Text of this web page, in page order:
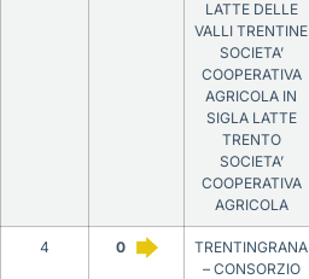
LATTE DELLE
VALLI TRENTINE
SOCIETA’
COOPERATIVA
AGRICOLA IN
SIGLA LATTE
TRENTO
SOCIETA’
COOPERATIVA
AGRICOLA
4 0
TRENTINGRANA
– CONSORZIO